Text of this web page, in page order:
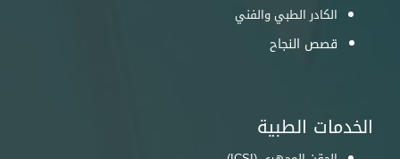
الكادر الطبي والفني
قصص النجاح
الخدمات الطبية